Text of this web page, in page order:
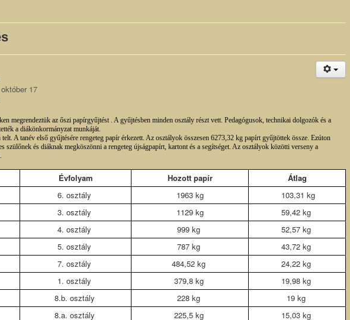
17
megrendeztük az őszi papírgyűjtést . A gyűjtésben minden osztály részt vett. Pedagógusok, technikai dolgozók és a
a diákönkormányzat munkáját.
A tanév első gyűjtésére rengeteg papír érkezett. Az osztályok összesen 6273,32 kg papírt gyűjtöttek össze. Ezúton
szülőnek és diáknak megköszönni a rengeteg újságpapírt, kartont és a segítséget. Az osztályok közötti verseny a
Évfolyam Hozott papír
Átlag
6. osztály 1963 kg
103,31 kg
3. osztály 1129 kg
59,42 kg
4. osztály 999 kg
52,57 kg
5. osztály 787 kg
43,72 kg
7. osztály 484,52 kg
24,22 kg
1. osztály 379,8 kg
19,98 kg
8.b. osztály 228 kg
19 kg
8.a. osztály 225,5 kg 15,03 kg